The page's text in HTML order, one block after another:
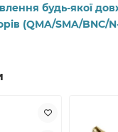
будь-якої
(QMA/SMA/BNC/